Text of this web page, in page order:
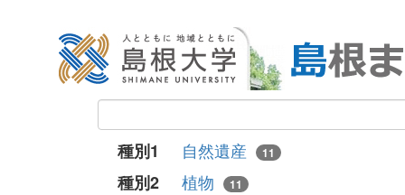
種別1 自然遺産 11
種別2 植物 11